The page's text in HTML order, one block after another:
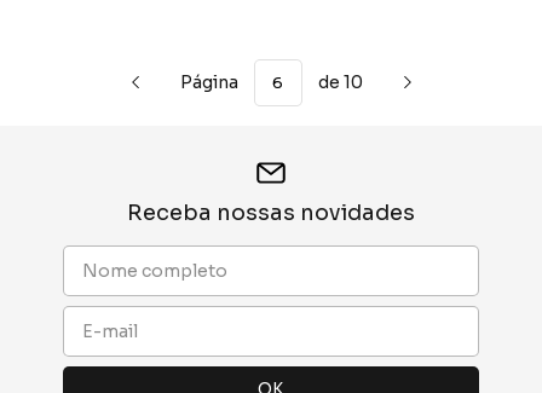
Página de 10
Receba nossas novidades